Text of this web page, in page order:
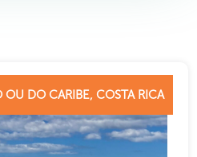
OU DO CARIBE, COSTA RICA